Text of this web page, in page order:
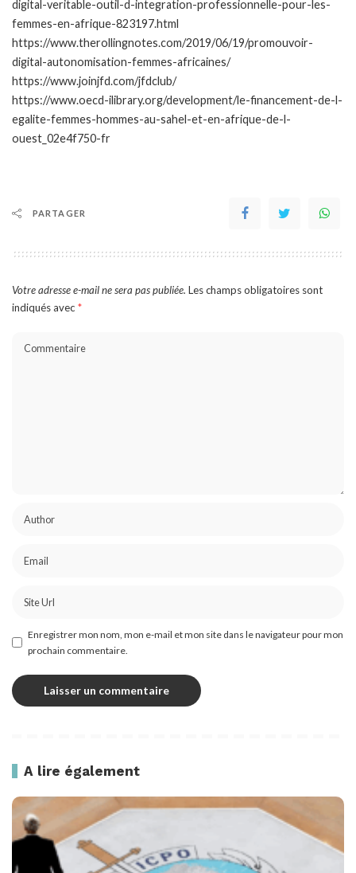
digital-veritable-outil-d-integration-professionnelle-pour-les-
femmes-en-afrique-823197.html
https://www.therollingnotes.com/2019/06/19/promouvoir-
digital-autonomisation-femmes-africaines/
https://www.joinjfd.com/jfdclub/
https://www.oecd-ilibrary.org/development/le-financement-de-l-
egalite-femmes-hommes-au-sahel-et-en-afrique-de-l-
ouest_02e4f750-fr
PARTAGER
Votre adresse e-mail ne sera pas publiée. Les champs obligatoires sont
indiqués avec *
Enregistrer mon nom, mon e-mail et mon site dans le navigateur pour mon
prochain commentaire.
A lire également